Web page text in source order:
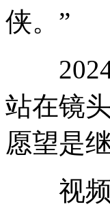
侠。”
2024
站在镜
愿望是
视频